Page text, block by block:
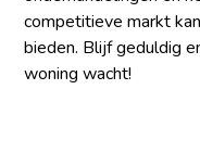
competitieve markt
bieden. Blijf geduldig
woning wacht!